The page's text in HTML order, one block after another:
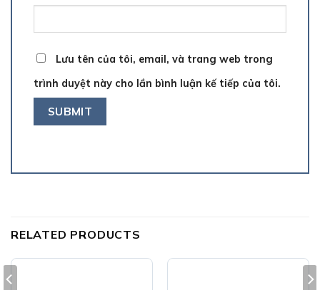
Lưu tên của tôi, email, và trang web trong
trình duyệt này cho lần bình luận kế tiếp của tôi.
RELATED PRODUCTS